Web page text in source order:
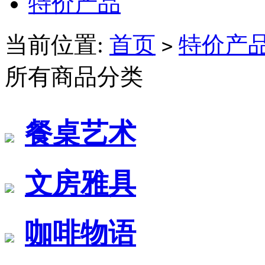
当前位置: 首页 > 特价产
所有商品分类
餐桌艺术
文房雅具
咖啡物语